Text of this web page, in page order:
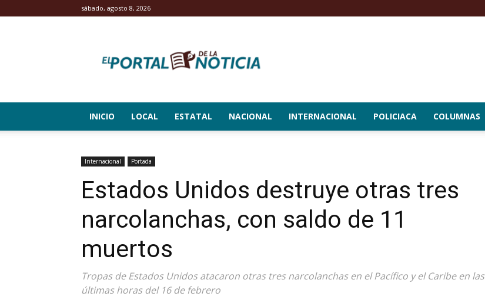
sábado, agosto 8, 2026
Portal
de
INICIO LOCAL ESTATAL NACIONAL INTERNACIONAL POLICIACA COLUMNAS
Internacional Portada
Estados Unidos destruye otras tres
narcolanchas, con saldo de 11
muertos
Tropas de Estados Unidos atacaron otras tres narcolanchas en el Pacífico y el Caribe en las
últimas horas del 16 de febrero